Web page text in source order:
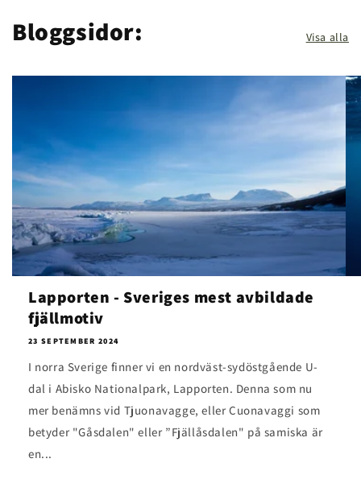
Bloggsidor: Visa alla
Lapporten - Sveriges mest avbildade
fjällmotiv
23 SEPTEMBER 2024
I norra Sverige finner vi en nordväst-sydöstgående U-
dal i Abisko Nationalpark, Lapporten. Denna som nu
mer benämns vid Tjuonavagge, eller Cuonavaggi som
betyder "Gåsdalen" eller ”Fjällåsdalen" på samiska är
en...